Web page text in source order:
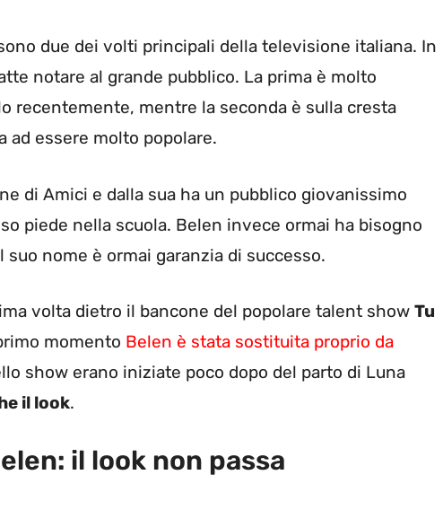
due dei volti principali della televisione italiana. In
notare al grande pubblico. La prima è molto
recentemente, mentre la seconda è sulla cresta
ad essere molto popolare.
di Amici e dalla sua ha un pubblico giovanissimo
piede nella scuola. Belen invece ormai ha bisogno
nome è ormai garanzia di successo.
volta dietro il bancone del popolare talent show Tu
momento Belen è stata sostituita proprio da
show erano iniziate poco dopo del parto di Luna
il look.
il look non passa